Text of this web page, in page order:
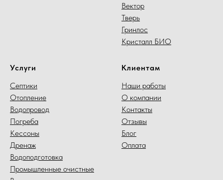
Вектор
Тверь
Гринлос
Кристалл БИО
Услуги
Септики
Отопление
Водопровод
Погреба
Кессоны
Дренаж
Водоподготовка
Промышленные очистные
Клиентам
Наши работы
О компании
Контакты
Отзывы
Блог
Оплата